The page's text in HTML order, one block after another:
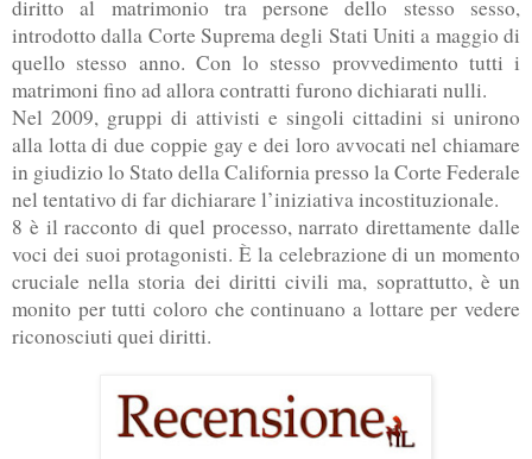
diritto al matrimonio tra persone dello stesso sesso,
introdotto dalla Corte Suprema degli Stati Uniti a maggio di
quello stesso anno. Con lo stesso provvedimento tutti i
matrimoni fino ad allora contratti furono dichiarati nulli.
Nel 2009, gruppi di attivisti e singoli cittadini si unirono
alla lotta di due coppie gay e dei loro avvocati nel chiamare
in giudizio lo Stato della California presso la Corte Federale
nel tentativo di far dichiarare l’iniziativa incostituzionale.
8 è il racconto di quel processo, narrato direttamente dalle
voci dei suoi protagonisti. È la celebrazione di un momento
cruciale nella storia dei diritti civili ma, soprattutto, è un
monito per tutti coloro che continuano a lottare per vedere
riconosciuti quei diritti.